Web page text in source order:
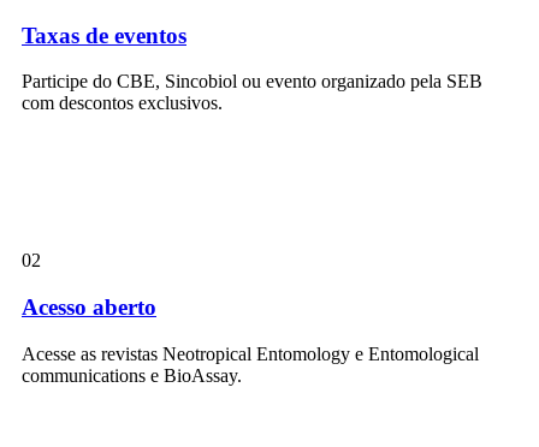
Taxas de eventos
Participe do CBE, Sincobiol ou evento organizado pela SEB
com descontos exclusivos.
02
Acesso aberto
Acesse as revistas Neotropical Entomology e Entomological
communications e BioAssay.